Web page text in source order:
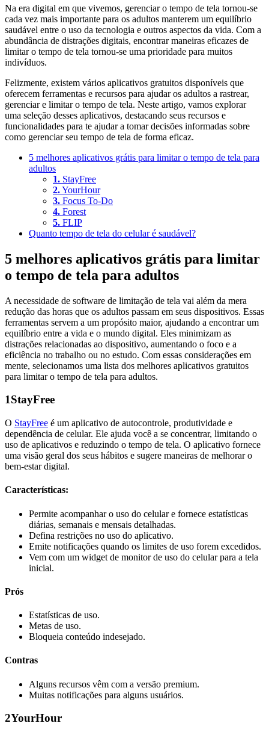
Na era digital em que vivemos, gerenciar o tempo de tela tornou-se
cada vez mais importante para os adultos manterem um equilíbrio
saudável entre o uso da tecnologia e outros aspectos da vida. Com a
abundância de distrações digitais, encontrar maneiras eficazes de
limitar o tempo de tela tornou-se uma prioridade para muitos
indivíduos.
Felizmente, existem vários aplicativos gratuitos disponíveis que
oferecem ferramentas e recursos para ajudar os adultos a rastrear,
gerenciar e limitar o tempo de tela. Neste artigo, vamos explorar
uma seleção desses aplicativos, destacando seus recursos e
funcionalidades para te ajudar a tomar decisões informadas sobre
como gerenciar seu tempo de tela de forma eficaz.
5 melhores aplicativos grátis para limitar o tempo de tela para
adultos
1. StayFree
2.YourHour
3. Focus To-Do
4. Forest
5. FLIP
Quanto tempo de tela do celular é saudável?
5 melhores aplicativos grátis para limitar
o tempo de tela para adultos
A necessidade de software de limitação de tela vai além da mera
redução das horas que os adultos passam em seus dispositivos. Essas
ferramentas servem a um propósito maior, ajudando a encontrar um
equilíbrio entre a vida e o mundo digital. Eles minimizam as
distrações relacionadas ao dispositivo, aumentando o foco e a
eficiência no trabalho ou no estudo. Com essas considerações em
mente, selecionamos uma lista dos melhores aplicativos gratuitos
para limitar o tempo de tela para adultos.
1StayFree
O StayFree é um aplicativo de autocontrole, produtividade e
dependência de celular. Ele ajuda você a se concentrar, limitando o
uso de aplicativos e reduzindo o tempo de tela. O aplicativo fornece
uma visão geral dos seus hábitos e sugere maneiras de melhorar o
bem-estar digital.
Características:
Permite acompanhar o uso do celular e fornece estatísticas
diárias, semanais e mensais detalhadas.
Defina restrições no uso do aplicativo.
Emite notificações quando os limites de uso forem excedidos.
Vem com um widget de monitor de uso do celular para a tela
inicial.
Prós
Estatísticas de uso.
Metas de uso.
Bloqueia conteúdo indesejado.
Contras
Alguns recursos vêm com a versão premium.
Muitas notificações para alguns usuários.
2YourHour